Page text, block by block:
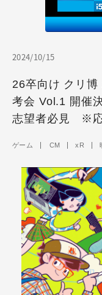
2024/10/15
26卒向け クリ博
考会 Vol.1 開催
志望者必見 ※
ゲーム CM xR